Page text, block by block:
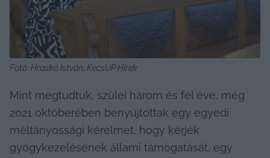
Fotó: Hraskó István, KecsUP Hírek
Mint megtudtuk, szülei három és fél éve, még
2021 októberében benyújtottak egy egyedi
méltányossági kérelmet, hogy kérjék
gyógykezelésének állami támogatását, egy